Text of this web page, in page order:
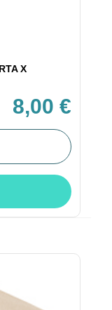
X
8,00 €